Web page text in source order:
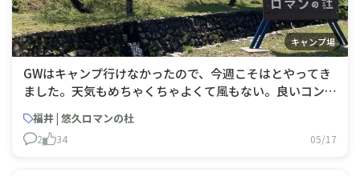
キャンプ場
GWはキャンプ行けなかったので、今週こそはとやってき
ました。天気もめちゃくちゃよくて風もない。良いコンデ
で久々にライター使わずに火打石で焚火🔥手間はかかるが
楽しすぎる。チャークロスまで作ってしまった。
福井 | 悠久ロマンの杜
2 34 05/17